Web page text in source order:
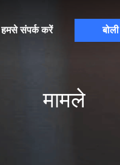
हमसे संपर्क करें बोली
मामले